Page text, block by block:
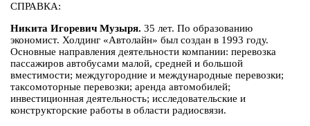
СПРАВКА:
Никита Игоревич Музыря. 35 лет. По образованию
экономист. Холдинг «Автолайн» был создан в 1993 году.
Основные направления деятельности компании: перевозка
пассажиров автобусами малой, средней и большой
вместимости; междугородние и международные перевозки;
таксомоторные перевозки; аренда автомобилей;
инвестиционная деятельность; исследовательские и
конструкторские работы в области радиосвязи.